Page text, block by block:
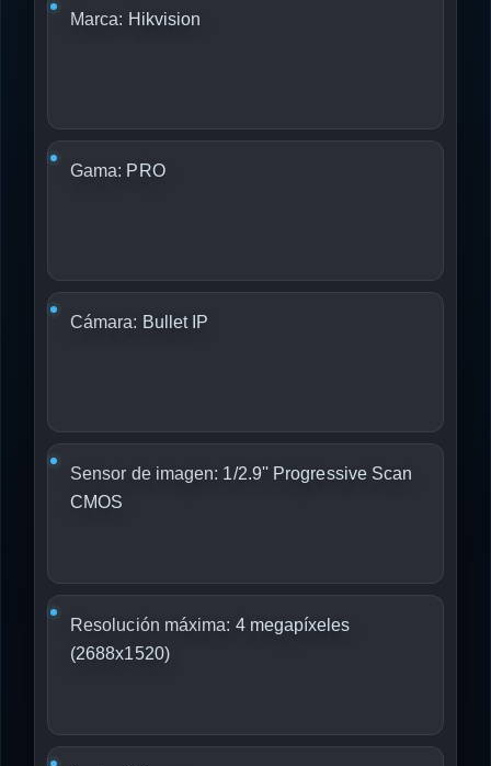
Marca: Hikvision
Gama: PRO
Cámara: Bullet IP
Sensor de imagen: 1/2.9'' Progressive Scan
CMOS
Resolución máxima: 4 megapíxeles
(2688x1520)